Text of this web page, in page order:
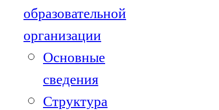
образовательной
организации
Основные
сведения
Структура